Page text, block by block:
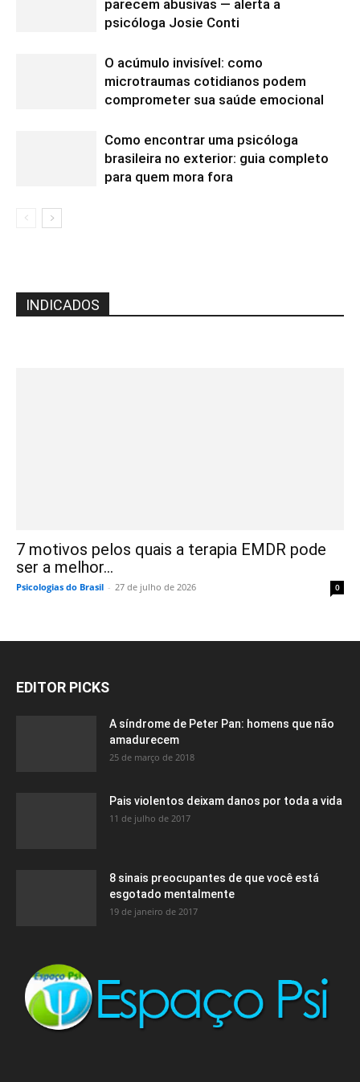
parecem abusivas — alerta a
psicóloga Josie Conti
O acúmulo invisível: como
microtraumas cotidianos podem
comprometer sua saúde emocional
Como encontrar uma psicóloga
brasileira no exterior: guia completo
para quem mora fora
INDICADOS
7 motivos pelos quais a terapia EMDR pode
ser a melhor...
Psicologias do Brasil - 27 de julho de 2026 0
EDITOR PICKS
A síndrome de Peter Pan: homens que não
amadurecem
25 de março de 2018
Pais violentos deixam danos por toda a vida
11 de julho de 2017
8 sinais preocupantes de que você está
esgotado mentalmente
19 de janeiro de 2017